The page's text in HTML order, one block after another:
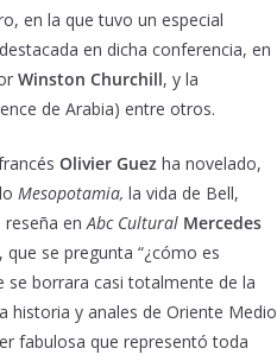
en la que tuvo un especial
en dicha conferencia, en
Winston Churchill, y la
de Arabia) entre otros.
Olivier Guez ha novelado,
Mesopotamia, la vida de Bell,
reseña enAbc Cultural Mercedes
, que se pregunta “¿cómo es
se borrara casi totalmente de la
historia y anales de Oriente Medio
fabulosa que representó toda